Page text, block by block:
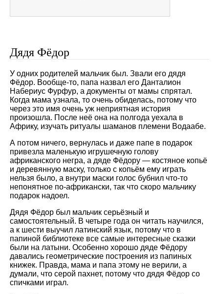
Дядя Фёдор
У одних родителей мальчик был. Звали его дядя
Фёдор. Вообще-то, папа назвал его Данталион
Набериус Фурфур, а документы от мамы спрятал.
Когда мама узнала, то очень обиделась, потому что
через это имя очень уж неприятная история
произошла. После неё она на полгода уехала в
Африку, изучать ритуалы шаманов племени Водаабе.
А потом ничего, вернулась и даже папе в подарок
привезла маленькую игрушечную голову
африканского негра, а дяде Фёдору — костяное копьё
и деревянную маску, только с копьём ему играть
нельзя было, а внутри маски голос бубнил что-то
непонятное по-африкански, так что скоро мальчику
подарок надоел.
Дядя Фёдор был мальчик серьёзный и
самостоятельный. В четыре года он читать научился,
а к шести выучил латинский язык, потому что в
папиной библиотеке все самые интересные сказки
были на латыни. Особенно хорошо дяде Фёдору
давались геометрические построения из папиных
книжек. Правда, мама и папа этому не верили, а
думали, что серой пахнет, потому что дядя Фёдор со
спичками играл.